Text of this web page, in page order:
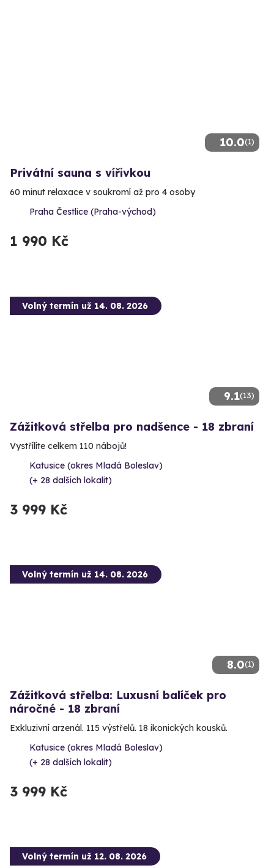
10.0(1)
Privátní sauna s vířivkou
60 minut relaxace v soukromí až pro 4 osoby
Praha Čestlice (Praha-východ)
1 990 Kč
9.1(13)
Volný termín už 14. 08. 2026
Zážitková střelba pro nadšence - 18 zbraní
Vystřílíte celkem 110 nábojů!
Katusice (okres Mladá Boleslav)
(+ 28 dalších lokalit)
3 999 Kč
8.0(1)
Volný termín už 14. 08. 2026
Zážitková střelba: Luxusní balíček pro
náročné - 18 zbraní
Exkluzivní arzenál. 115 výstřelů. 18 ikonických kousků.
Katusice (okres Mladá Boleslav)
(+ 28 dalších lokalit)
3 999 Kč
Volný termín už 12. 08. 2026